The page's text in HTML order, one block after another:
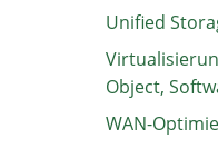
Unified
Object,
WAN-